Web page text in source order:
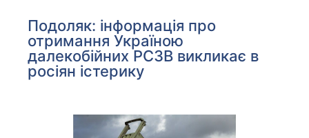
Подоляк: інформація про
отримання Україною
далекобійних РСЗВ викликає в
росіян істерику